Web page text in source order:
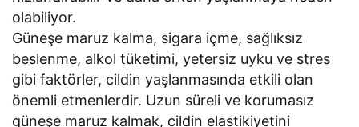
olabiliyor.
Güneşe maruz kalma, sigara içme, sağlıksız
beslenme, alkol tüketimi, yetersiz uyku ve stres
gibi faktörler, cildin yaşlanmasında etkili olan
önemli etmenlerdir. Uzun süreli ve korumasız
güneşe maruz kalmak, cildin elastikiyetini